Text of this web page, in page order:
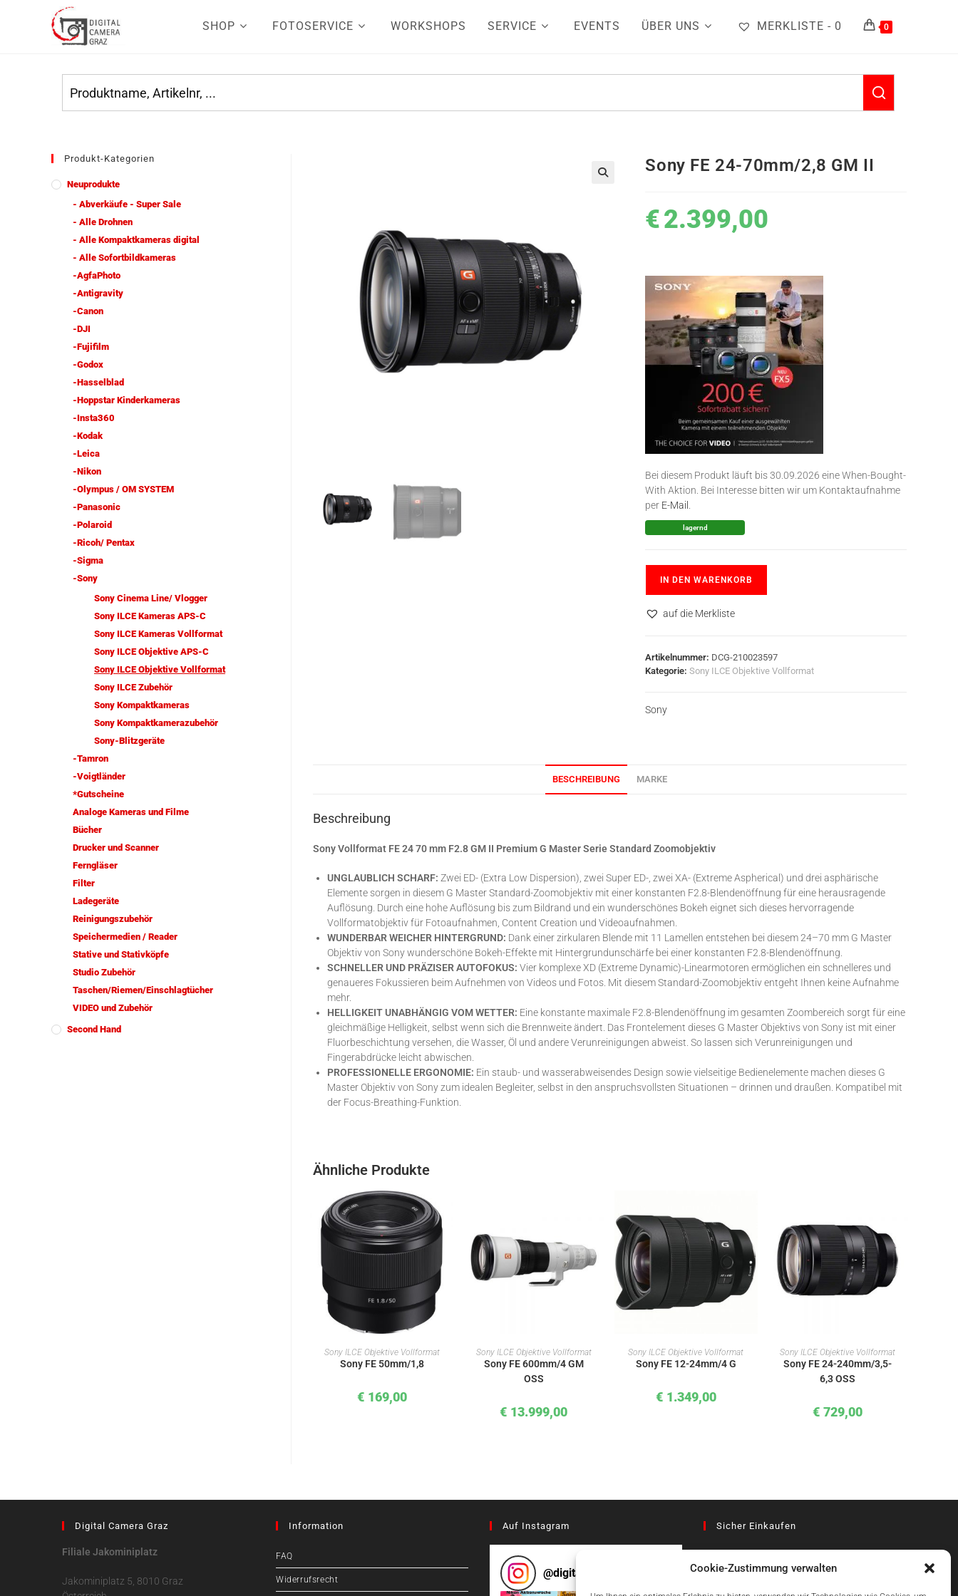
Cookie-Zustimmung verwalten
SHOP FOTOSERVICE WORKSHOPS SERVICE EVENTS ÜBER UNS MERKLISTE - 0 0
Sony FE 24-70mm/2,8 GM II
€2.399,00
Bei diesem Produkt läuft bis 30.09.2026 eine When-Bought-
With Aktion. Bei Interesse bitten wir um Kontaktaufnahme
per E-Mail
lagernd
IN DEN WARENKORB
auf die Merkliste
Artikelnummer: DCG-210023597
Kategorie:Sony ILCE Objektive Vollformat
Sony
BESCHREIBUNG MARKE
Beschreibung
Sony Vollformat FE 24 70 mm F2.8 GM II Premium G Master Serie Standard Zoomobjektiv
UNGLAUBLICH SCHARF: Zwei ED- (Extra Low Dispersion), zwei Super ED-, zwei XA- (Extreme Aspherical) und drei asphärische
Elemente sorgen in diesem G Master Standard-Zoomobjektiv mit einer konstanten F2.8-Blendenöffnung für eine herausragende
Auflösung. Durch eine hohe Auflösung bis zum Bildrand und ein wunderschönes Bokeh eignet sich dieses hervorragende
Vollformatobjektiv für Fotoaufnahmen, Content Creation und Videoaufnahmen.
WUNDERBAR WEICHER HINTERGRUND: Dank einer zirkularen Blende mit 11 Lamellen entstehen bei diesem 24–70 mm G Master
Objektiv von Sony wunderschöne Bokeh-Effekte mit Hintergrundunschärfe bei einer konstanten F2.8-Blendenöffnung.
SCHNELLER UND PRÄZISER AUTOFOKUS: Vier komplexe XD (Extreme Dynamic)-Linearmotoren ermöglichen ein schnelleres und
genaueres Fokussieren beim Aufnehmen von Videos und Fotos. Mit diesem Standard-Zoomobjektiv entgeht Ihnen keine Aufnahme
mehr.
HELLIGKEIT UNABHÄNGIG VOM WETTER: Eine konstante maximale F2.8-Blendenöffnung im gesamten Zoombereich sorgt für eine
gleichmäßige Helligkeit, selbst wenn sich die Brennweite ändert. Das Frontelement dieses G Master Objektivs von Sony ist mit einer
Fluorbeschichtung versehen, die Wasser, Öl und andere Verunreinigungen abweist. So lassen sich Verunreinigungen und
Fingerabdrücke leicht abwischen.
PROFESSIONELLE ERGONOMIE: Ein staub- und wasserabweisendes Design sowie vielseitige Bedienelemente machen dieses G
Master Objektiv von Sony zum idealen Begleiter, selbst in den anspruchsvollsten Situationen – drinnen und draußen. Kompatibel mit
der Focus-Breathing-Funktion.
Ähnliche Produkte
IN DEN WARENKORB
Sony ILCE Objektive Vollformat
Sony FE 50mm/1,8
€ 169,00
IN DEN WARENKORB
Sony ILCE Objektive Vollformat
Sony FE 600mm/4 GM
OSS
€ 13.999,00
IN DEN WARENKORB
Sony ILCE Objektive Vollformat
Sony FE 12-24mm/4 G
€ 1.349,00
IN DEN WARENKORB
Sony ILCE Objektive Vollformat
Sony FE 24-240mm/3,5-
6,3 OSS
€ 729,00
Produkt-Kategorien
Neuprodukte
- Abverkäufe - Super Sale
- Alle Drohnen
- Alle Kompaktkameras digital
- Alle Sofortbildkameras
-AgfaPhoto
-Antigravity
-Canon
-DJI
-Fujifilm
-Godox
-Hasselblad
-Hoppstar Kinderkameras
-Insta360
-Kodak
-Leica
-Nikon
-Olympus / OM SYSTEM
-Panasonic
-Polaroid
-Ricoh/ Pentax
-Sigma
-Sony
Sony Cinema Line/ Vlogger
Sony ILCE Kameras APS-C
Sony ILCE Kameras Vollformat
Sony ILCE Objektive APS-C
Sony ILCE Objektive Vollformat
Sony ILCE Zubehör
Sony Kompaktkameras
Sony Kompaktkamerazubehör
Sony-Blitzgeräte
-Tamron
-Voigtländer
*Gutscheine
Analoge Kameras und Filme
Bücher
Drucker und Scanner
Ferngläser
Filter
Ladegeräte
Reinigungszubehör
Speichermedien / Reader
Stative und Stativköpfe
Studio Zubehör
Taschen/Riemen/Einschlagtücher
VIDEO und Zubehör
Second Hand
Digital Camera Graz
Filiale Jakominiplatz
Jakominiplatz 5, 8010 Graz
Information
FAQ
Widerrufsrecht
Auf Instagram
@digitalcameragraz
Sicher Einkaufen